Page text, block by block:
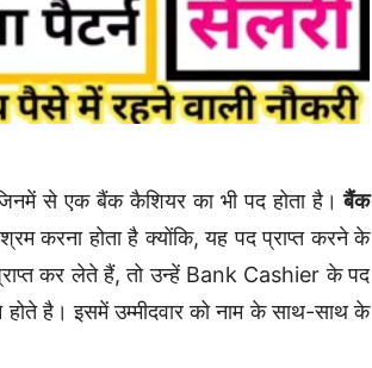
से एक बैंक कैशियर का भी पद होता है। बैंक
करना होता है क्योंकि, यह पद प्राप्त करने के
कर लेते हैं, तो उन्हें Bank Cashier के पद
है। इसमें उम्मीदवार को नाम के साथ-साथ के